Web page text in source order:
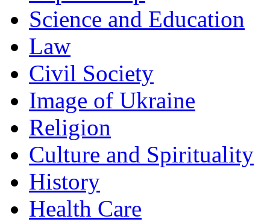
Science and Education
Law
Civil Society
Image of Ukraine
Religion
Culture and Spirituality
History
Health Care